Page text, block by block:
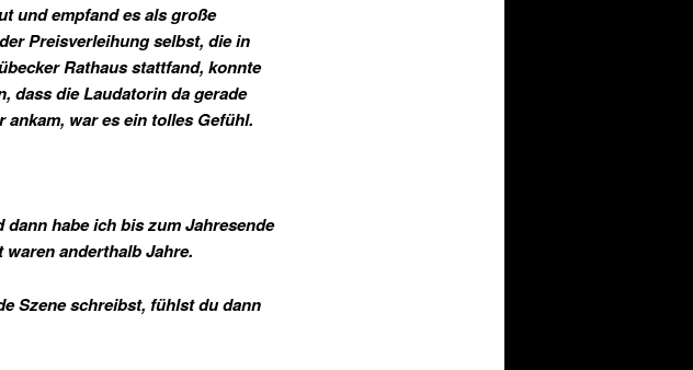
und empfand es als große
Preisverleihung selbst, die in
Rathaus stattfand, konnte
dass die Laudatorin da gerade
war es ein tolles Gefühl.
habe ich bis zum Jahresende
anderthalb Jahre.
Szene schreibst, fühlst du dann